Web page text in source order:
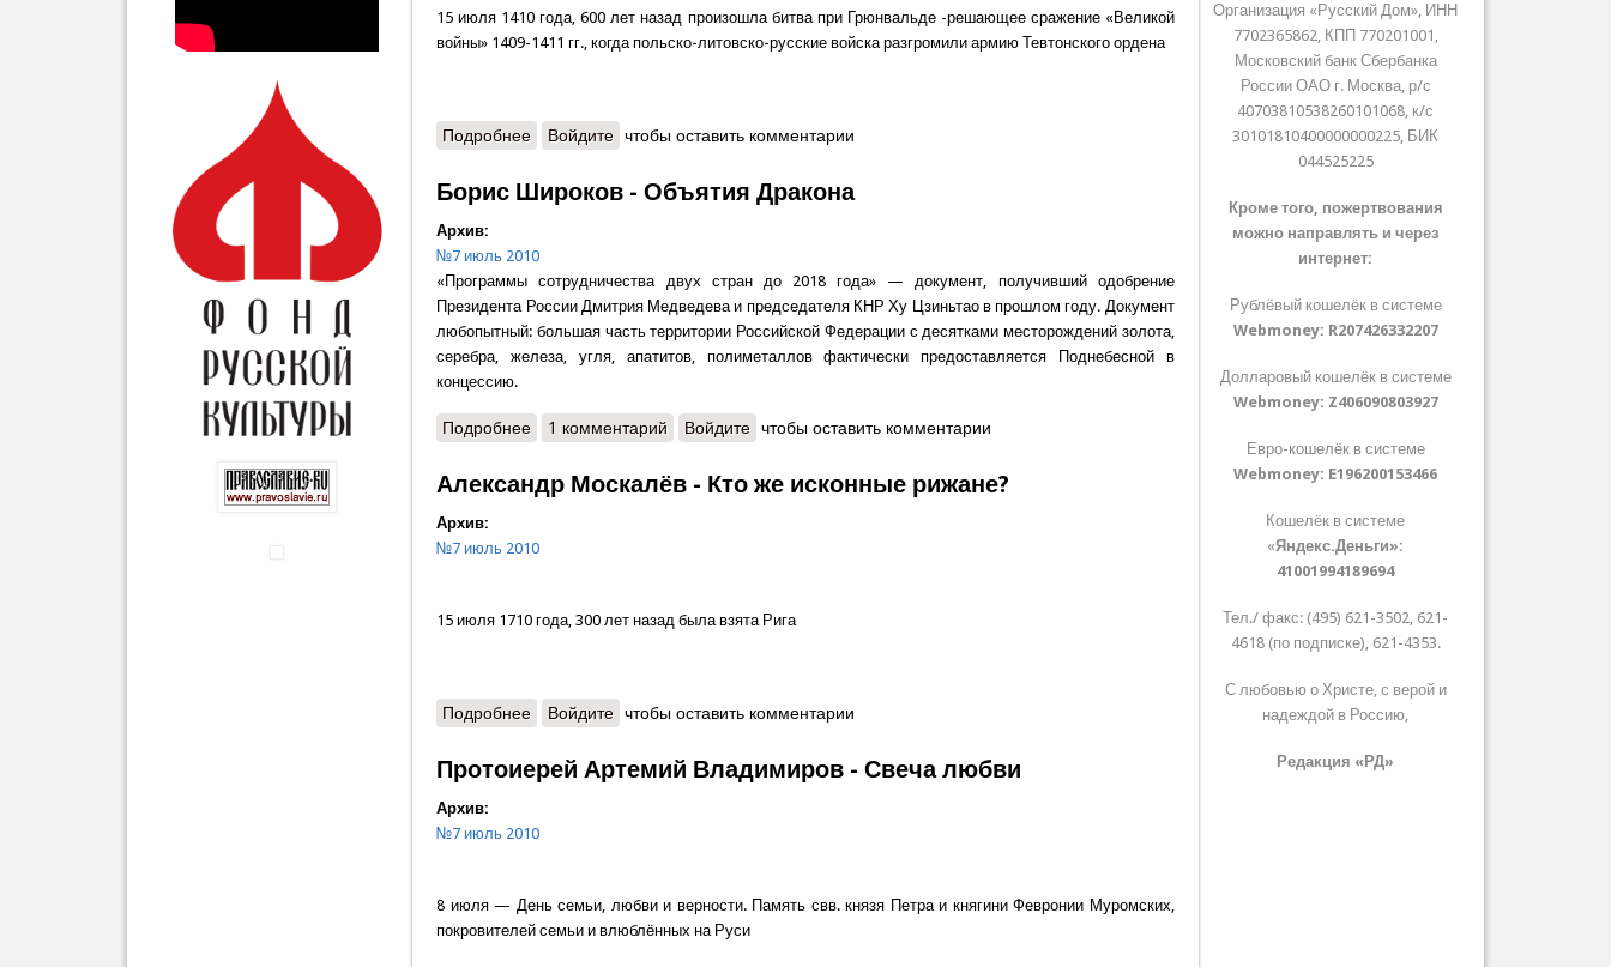
15 июля 1410 года, 600 лет назад произошла битва при Грюнвальде -решающее сражение «Великой
войны» 1409-1411 гг., когда польско-литовско-русские войска разгромили армию Тевтонского ордена
Подробнее о Виктор Тростников - Судьбоносная битва
Войдите чтобы оставить комментарии
Борис Широков - Объятия Дракона
Архив:
№7 июль 2010
«Программы сотрудничества двух стран до 2018 года» — документ, получивший одобрение
Президента России Дмитрия Медведева и председателя КНР Ху Цзиньтао в прошлом году. Документ
любопытный: большая часть территории Российской Федерации с десятками месторождений золота,
серебра, железа, угля, апатитов, полиметаллов фактически предоставляется Поднебесной в
концессию.
Подробнее о Борис Широков - Объятия Дракона
1 комментарий Войдите чтобы оставить комментарии
Александр Москалёв - Кто же исконные рижане?
Архив:
№7 июль 2010
15 июля 1710 года, 300 лет назад была взята Рига
Подробнее о Александр Москалёв - Кто же исконные рижане?
Войдите чтобы оставить комментарии
Протоиерей Артемий Владимиров - Свеча любви
Архив:
№7 июль 2010
8 июля — День семьи, любви и верности. Память свв. князя Петра и княгини Февронии Муромских,
покровителей семьи и влюблённых на Руси
Организация «Русский Дом», ИНН
7702365862, КПП 770201001,
Московский банк Сбербанка
России ОАО г. Москва, р/с
40703810538260101068, к/с
30101810400000000225, БИК
044525225
Кроме того, пожертвования
можно направлять и через
интернет:
Рублёвый кошелёк в системе
Webmoney: R207426332207
Долларовый кошелёк в системе
Webmoney: Z406090803927
Евро-кошелёк в системе
Webmoney: E196200153466
Кошелёк в системе
«Яндекс.Деньги»:
41001994189694
Тел./ факс: (495) 621-3502, 621-
4618 (по подписке), 621-4353.
С любовью о Христе, с верой и
надеждой в Россию,
Редакция «РД»